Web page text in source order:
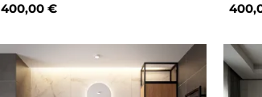
400,00 €